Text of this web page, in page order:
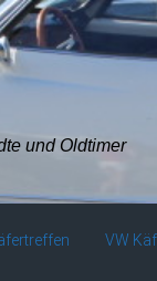
und Oldtimer
VW